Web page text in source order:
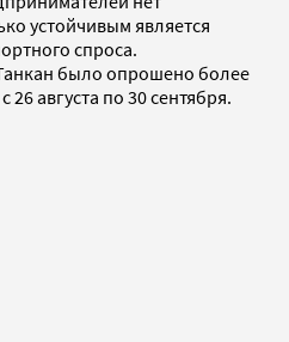
устойчивым является
спроса.
было опрошено более
августа по 30 сентября.